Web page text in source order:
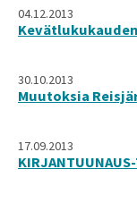
04.12.2013
30.10.2013
Muutoksia
17.09.2013